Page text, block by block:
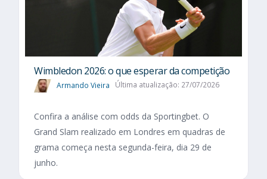
Wimbledon 2026: o que esperar da competição
Armando Vieira Última atualização: 27/07/2026
Confira a análise com odds da Sportingbet. O
Grand Slam realizado em Londres em quadras de
grama começa nesta segunda-feira, dia 29 de
junho.